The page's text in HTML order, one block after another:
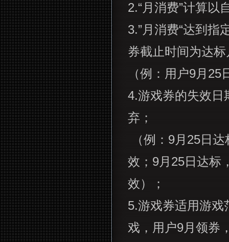
2.“月消费”计算以
3.”月消费“达到指
券截止时间为达
（例：用户9月25
4.游戏券的失效日
弃；
（例：9月25日达
效；9月25日达标
效）；
5.游戏券适用游戏
戏，用户9月领券